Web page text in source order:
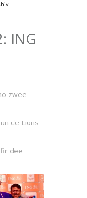
ING
zwee
de Lions
dee